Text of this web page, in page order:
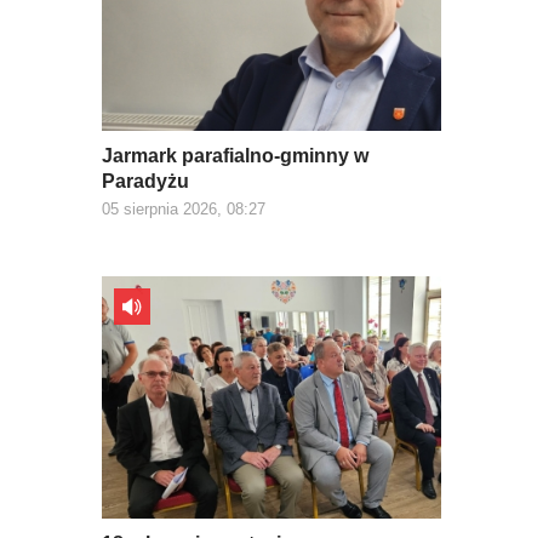
Jarmark parafialno-gminny w
Paradyżu
05 sierpnia 2026, 08:27